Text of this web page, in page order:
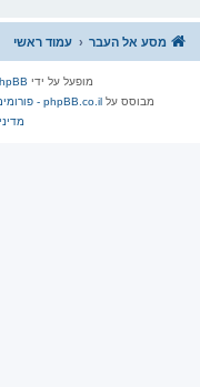
מסע אל העבר עמוד ראשי
מופעל על ידי
מבוסס עלphpBB.co.il - פורומים בעברית